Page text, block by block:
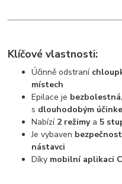
Klíčové vlastnosti:
Účinně odstraní
místech
Epilace je
s dlouhodobým
Nabízí 2 režimya 5
Je vybaven
nástavci
Díky mobilní aplikaci